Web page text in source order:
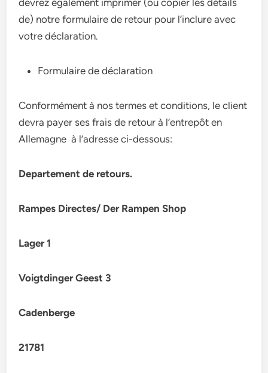
devrez également imprimer (ou copier les détails
de) notre formulaire de retour pour l’inclure avec
votre déclaration.
Formulaire de déclaration
Conformément à nos termes et conditions, le client
devra payer ses frais de retour à l’entrepôt en
Allemagne à l’adresse ci-dessous:
Departement de retours.
Rampes Directes/ Der Rampen Shop
Lager 1
Voigtdinger Geest 3
Cadenberge
21781